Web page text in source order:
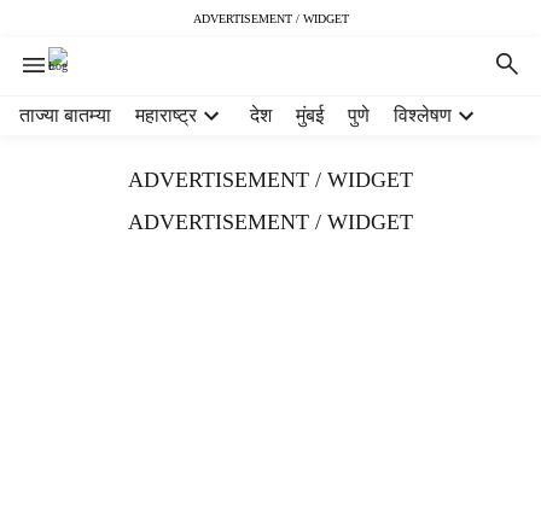
ADVERTISEMENT / WIDGET
ताज्या बातम्या महाराष्ट्र देश मुंबई पुणे विश्लेषण
ADVERTISEMENT / WIDGET
ADVERTISEMENT / WIDGET